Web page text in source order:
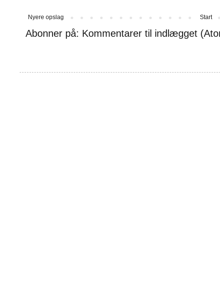
Nyere opslag Start
Abonner på: Kommentarer til indlægget